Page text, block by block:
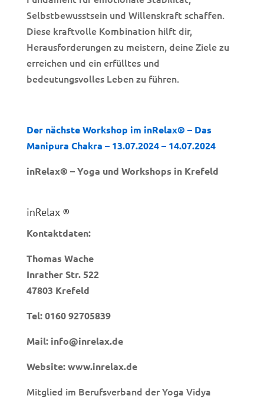
Selbstbewusstsein und Willenskraft schaffen.
Diese kraftvolle Kombination hilft dir,
Herausforderungen zu meistern, deine Ziele zu
erreichen und ein erfülltes und
bedeutungsvolles Leben zu führen.
Der nächste Workshop im inRelax® – Das
Manipura Chakra – 13.07.2024 – 14.07.2024
inRelax® – Yoga und Workshops in Krefeld
inRelax ®
Kontaktdaten:
Thomas Wache
Inrather Str. 522
47803 Krefeld
Tel:0160 92705839
Mail: info@inrelax.de
Website:www.inrelax.de
Mitglied im Berufsverband der Yoga Vidya